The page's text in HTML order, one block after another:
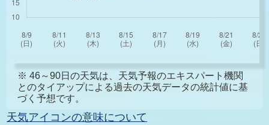
※ 46～90日の天気は、天気予報のエキスパート機関
とのタイアップによる過去の天気データの統計値に基
づく予想です。
天気アイコンの意味について